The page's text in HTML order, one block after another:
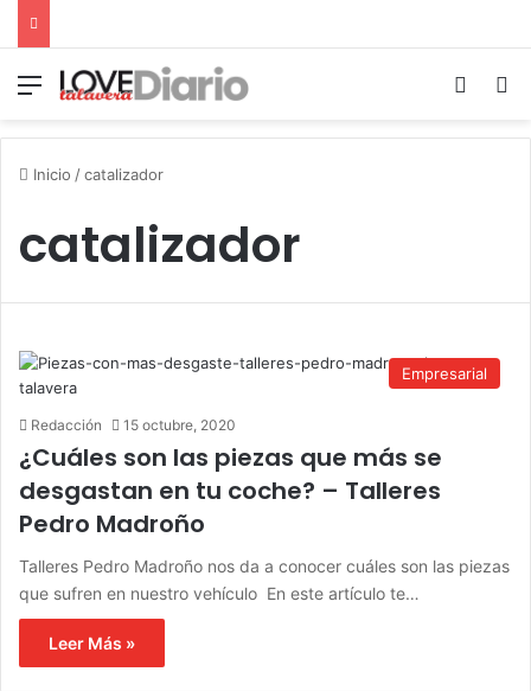
Menú
Inicio /catalizador
catalizador
Empresarial
Redacción 15 octubre, 2020
¿Cuáles son las piezas que más se
desgastan en tu coche? – Talleres
Pedro Madroño
Talleres Pedro Madroño nos da a conocer cuáles son las piezas
que sufren en nuestro vehículo En este artículo te…
Leer Más »